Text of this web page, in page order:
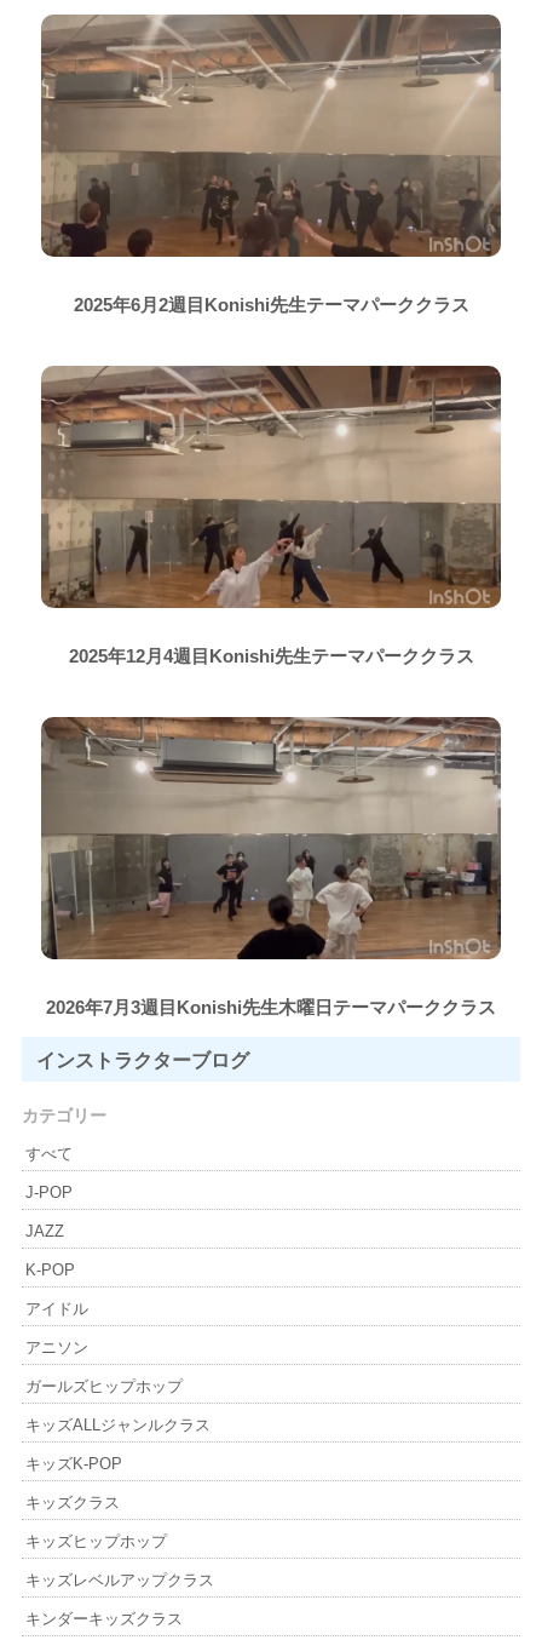
2025年6月2週目Konishi先生テーマパーククラス
2025年12月4週目Konishi先生テーマパーククラス
2026年7月3週目Konishi先生木曜日テーマパーククラス
インストラクターブログ
カテゴリー
すべて
J-POP
JAZZ
K-POP
アイドル
アニソン
ガールズヒップホップ
キッズALLジャンルクラス
キッズK-POP
キッズクラス
キッズヒップホップ
キッズレベルアップクラス
キンダーキッズクラス